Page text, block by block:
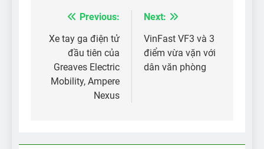
Điều
hướng
bài
viết
Previous:
Xe tay ga điện tử
đầu tiên của
Greaves Electric
Mobility, Ampere
Nexus
Next:
VinFast VF3 và 3
điểm vừa vặn với
dân văn phòng